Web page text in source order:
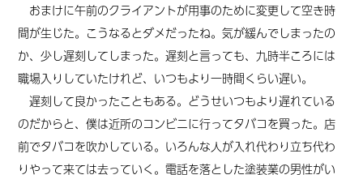
おまけに午前のクライアントが用事のために変更して空き時
間が生じた。こうなるとダメだったね。気が緩んでしまったの
か、少し遅刻してしまった。遅刻と言っても、九時半ころには
職場入りしていたけれど、いつもより一時間くらい遅い。
遅刻して良かったこともある。どうせいつもより遅れている
のだからと、僕は近所のコンビニに行ってタバコを買った。店
前でタバコを吹かしている。いろんな人が入れ代わり立ち代わ
りやって来ては去っていく。電話を落とした塗装業の男性がい